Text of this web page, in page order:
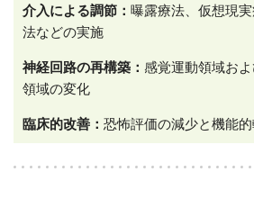
介入による調節： 曝露療法、仮想現
法などの実施
神経回路の再構築： 感覚運動領域お
領域の変化
臨床的改善： 恐怖評価の減少と機能